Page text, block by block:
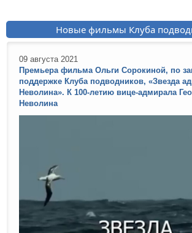
Новые фильмы Клуба
09 августа 2021
Премьера фильма Ольги Сорокиной, по
поддержке Клуба подводников, «Звезда
Неволина». К 100-летию вице-адмирала
Неволина